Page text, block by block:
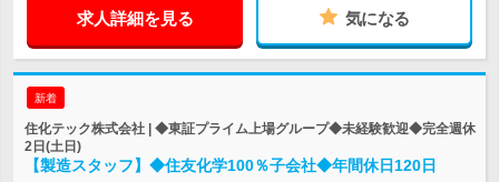
求人詳細を見る 気になる
新着
住化テック株式会社 | ◆東証プライム上場グループ◆未経験歓迎◆完全週休
2日(土日)
【製造スタッフ】◆住友化学100％子会社◆年間休日120日